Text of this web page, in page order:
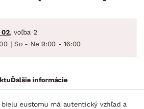
02, voľba 2
| So - Ne 9:00 - 16:00
Ďalšie informácie
eustomu má autentický vzhľad a